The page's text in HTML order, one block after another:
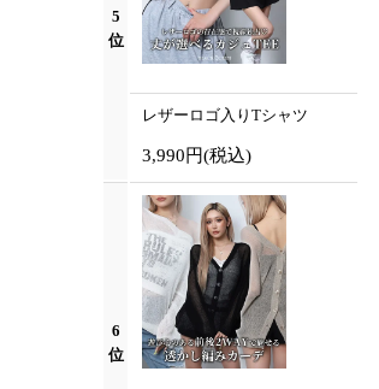
5
位
レザーロゴ入りTシャツ
3,990円(税込)
6
位